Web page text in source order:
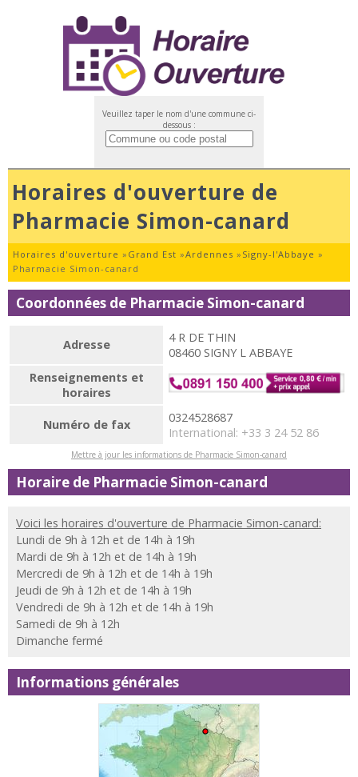
Veuillez taper le nom d'une commune ci-
dessous :
Horaires d'ouverture de
Pharmacie Simon-canard
Horaires d'ouverture » Grand Est »Ardennes » Signy-l'Abbaye »
Pharmacie Simon-canard
Coordonnées de Pharmacie Simon-canard
Adresse
4 R DE THIN
08460 SIGNY L ABBAYE
Renseignements et
horaires
Numéro de fax
0324528687
International: +33 3 24 52 86
Mettre à jour les informations de Pharmacie Simon-canard
Horaire de Pharmacie Simon-canard
Voici les horaires d'ouverture de Pharmacie Simon-canard:
Lundi de 9h à 12h et de 14h à 19h
Mardi de 9h à 12h et de 14h à 19h
Mercredi de 9h à 12h et de 14h à 19h
Jeudi de 9h à 12h et de 14h à 19h
Vendredi de 9h à 12h et de 14h à 19h
Samedi de 9h à 12h
Dimanche fermé
Informations générales